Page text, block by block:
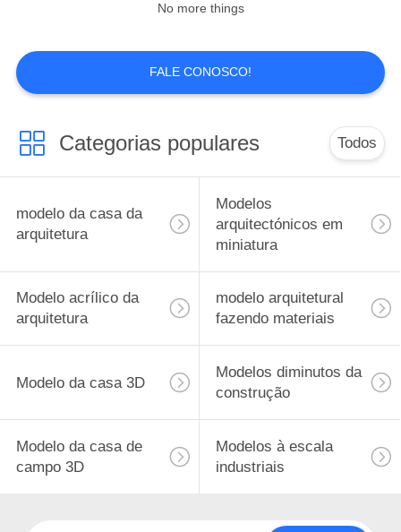
Modelos diminutos
da construção
Modelo da casa de
11
Modelos à escala
industriais
7
No more things
FALE CONOSCO!
Categorias populares Todos
modelo da casa da
arquitetura
Modelos
arquitectónicos em
miniatura
Modelo acrílico da
arquitetura
modelo arquitetural
fazendo materiais
Modelo da casa 3D
Modelos diminutos da
construção
Modelo da casa de
campo 3D
Modelos à escala
industriais